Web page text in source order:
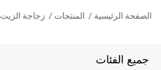
الصفحة الرئيسية / المنتجات / زجاجة الزيت
جميع الفئات